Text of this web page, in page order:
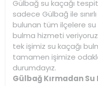
Gülbağ su kaçağı
sadece Gülbağ ile
bulunan tüm ilçelere su
bulma hizmeti
tek işimiz su kaçağı
tamamen işimize
durumdayız.
Gülbağ Kırmadan Su